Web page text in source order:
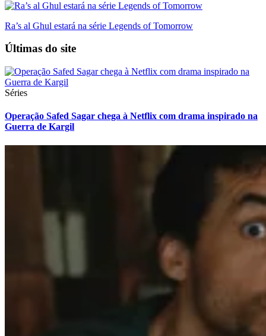
Ra’s al Ghul estará na série Legends of Tomorrow
Últimas do site
Séries
Operação Safed Sagar chega à Netflix com drama inspirado na
Guerra de Kargil